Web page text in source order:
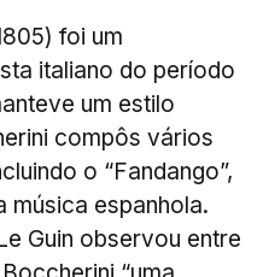
foi um
italiano do período
um estilo
compôs vários
o “Fandango”,
música espanhola.
Guin observou entre